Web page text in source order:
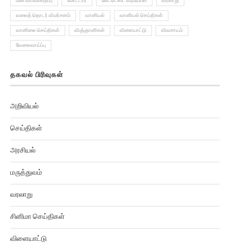
வலைத் தொடர் விமர்சனம் வானியல் வானியல் செய்திகள்
வானிலை செய்திகள் விஞ்ஞானிகள் விளையாட்டு விவசாயம்
வேலைவாய்ப்பு
செய்திகள்
அரசியல்
மருத்துவம்
வரலாறு
சினிமா செய்திகள்
விளையாட்டு